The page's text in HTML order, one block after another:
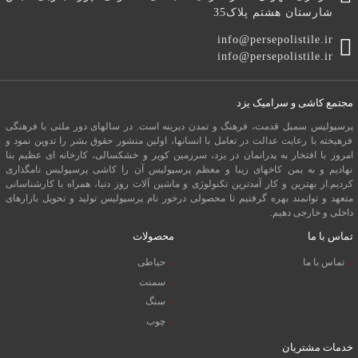
شارستان هشتم پلاک35
info@persepolistile.ir
info@persepolistile.ir
مجتمع کاشی و سرامیک یزد
پرسپولیس سمبل قدمت، فرهنگ و تمدن دیرینه است. در سالهای دور ملتی با فرهنگی
فرهیخته با رعایت عدالت در تعامل با انسانها، اولین منشور حقوق بشر را تدوین نمود و
امروز با افتخار به پدرانمان در یزد، سرزمین کویر و خشکسالی، کارخانه ای عظیم بنا
نهادیم و به یمن کاخهای زیبا و معظم پرسپولیس آن را کاشی پرسپولیس نامگذاری
کردیم.از بهترین و کار آمدترین تکنولوژی و ماشین آلات روز دنیا، همراه با کارشناسانی
متعهد و توانمند بهره گرفتیم تا محصولی درخور نام پرسپولیس تولید و تحویل بازارهای
داخلی و خارجی دهیم.
تماس با ما
تماس با ما
محصولات
حیاطی
سمنت
سنگ
چوب
خدمات مشتریان